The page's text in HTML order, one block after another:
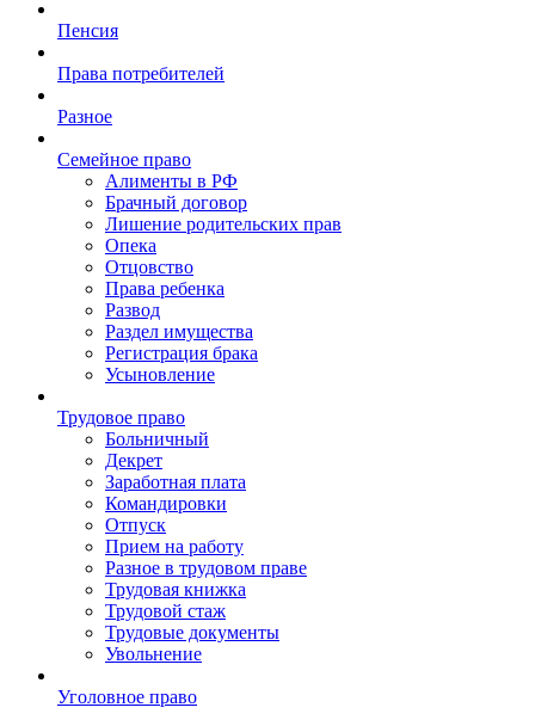
Пенсия
Права потребителей
Разное
Семейное право
Алименты в РФ
Брачный договор
Лишение родительских прав
Опека
Отцовство
Права ребенка
Развод
Раздел имущества
Регистрация брака
Усыновление
Трудовое право
Больничный
Декрет
Заработная плата
Командировки
Отпуск
Прием на работу
Разное в трудовом праве
Трудовая книжка
Трудовой стаж
Трудовые документы
Увольнение
Уголовное право